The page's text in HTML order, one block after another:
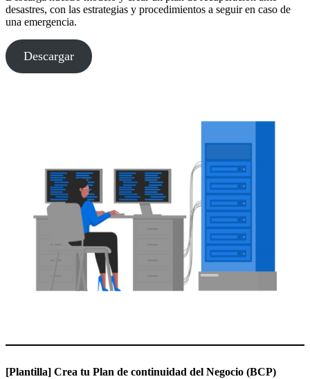
desastres, con las estrategias y procedimientos a seguir en caso de
una emergencia.
Descargar
[Plantilla] Crea tu Plan de continuidad del Negocio (BCP)